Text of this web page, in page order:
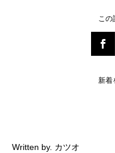
この
新着
Written by. カツオ